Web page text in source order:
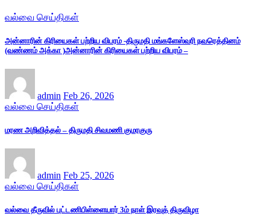
வல்வை செய்திகள்
அன்னாரின் கிரியைகள் பற்றிய விபரம் -திருமதி மங்களேஸ்வரி நவரெத்தினம்
(வண்ணம் அக்கா )அன்னாரின் கிரியைகள் பற்றிய விபரம் –
admin Feb 26, 2026
வல்வை செய்திகள்
மரண அறிவித்தல் – திருமதி சிவமணி குமரகுரு
admin Feb 25, 2026
வல்வை செய்திகள்
வல்வை தீருவில் புட்டணிபிள்ளையார் 3ம் நாள் இரவுத் திருவிழா